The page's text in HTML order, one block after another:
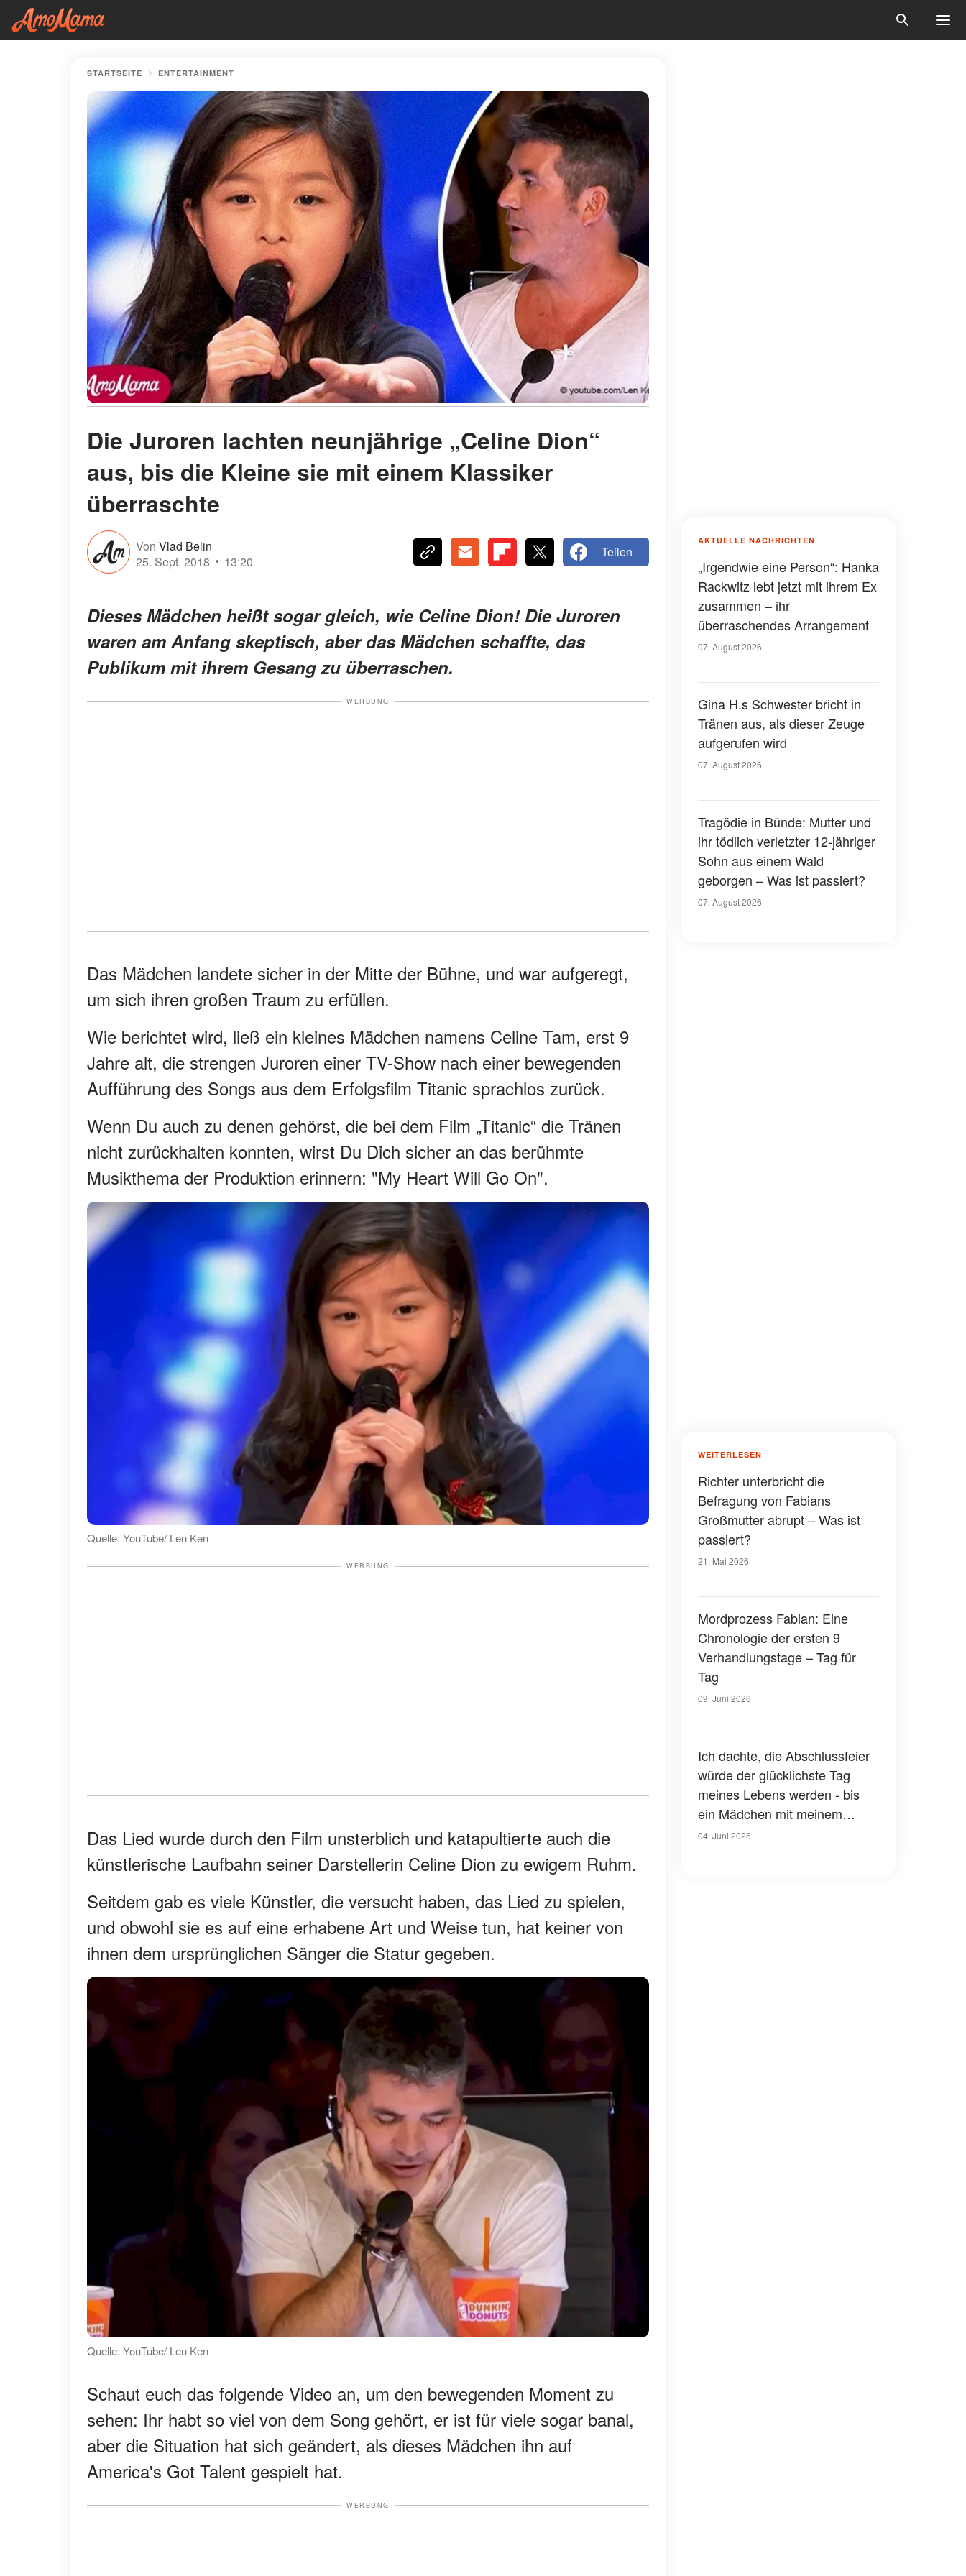
STARTSEITE ENTERTAINMENT
Die Juroren lachten neunjährige „Celine Dion“
aus, bis die Kleine sie mit einem Klassiker
überraschte
Von Vlad Belin
25. Sept. 2018
13:20
Teilen
Dieses Mädchen heißt sogar gleich, wie Celine Dion! Die Juroren
waren am Anfang skeptisch, aber das Mädchen schaffte, das
Publikum mit ihrem Gesang zu überraschen.
WERBUNG
Das Mädchen landete sicher in der Mitte der Bühne, und war aufgeregt,
um sich ihren großen Traum zu erfüllen.
Wie berichtet wird, ließ ein kleines Mädchen namens Celine Tam, erst 9
Jahre alt, die strengen Juroren einer TV-Show nach einer bewegenden
Aufführung des Songs aus dem Erfolgsfilm Titanic sprachlos zurück.
Wenn Du auch zu denen gehörst, die bei dem Film „Titanic“ die Tränen
nicht zurückhalten konnten, wirst Du Dich sicher an das berühmte
Musikthema der Produktion erinnern: "My Heart Will Go On".
Quelle: YouTube/ Len Ken
WERBUNG
Das Lied wurde durch den Film unsterblich und katapultierte auch die
künstlerische Laufbahn seiner Darstellerin Celine Dion zu ewigem Ruhm.
Seitdem gab es viele Künstler, die versucht haben, das Lied zu spielen,
und obwohl sie es auf eine erhabene Art und Weise tun, hat keiner von
ihnen dem ursprünglichen Sänger die Statur gegeben.
Quelle: YouTube/ Len Ken
Schaut euch das folgende Video an, um den bewegenden Moment zu
sehen: Ihr habt so viel von dem Song gehört, er ist für viele sogar banal,
aber die Situation hat sich geändert, als dieses Mädchen ihn auf
America's Got Talent gespielt hat.
WERBUNG
AKTUELLE NACHRICHTEN
„Irgendwie eine Person“: Hanka
Rackwitz lebt jetzt mit ihrem Ex
zusammen – ihr
überraschendes Arrangement
07. August 2026
Gina H.s Schwester bricht in
Tränen aus, als dieser Zeuge
aufgerufen wird
07. August 2026
Tragödie in Bünde: Mutter und
ihr tödlich verletzter 12-jähriger
Sohn aus einem Wald
geborgen – Was ist passiert?
07. August 2026
WEITERLESEN
Richter unterbricht die
Befragung von Fabians
Großmutter abrupt – Was ist
passiert?
21. Mai 2026
Mordprozess Fabian: Eine
Chronologie der ersten 9
Verhandlungstage – Tag für
Tag
09. Juni 2026
Ich dachte, die Abschlussfeier
würde der glücklichste Tag
meines Lebens werden - bis
ein Mädchen mit meinem
Gesicht über die Bühne ging
04. Juni 2026